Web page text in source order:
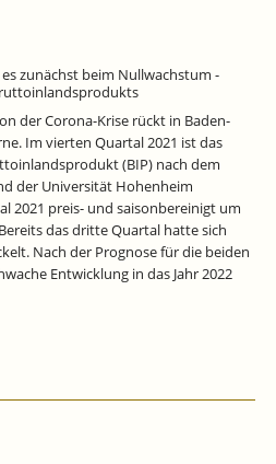
zunächst beim Nullwachstum -
der Corona-Krise rückt in Baden-
Im vierten Quartal 2021 ist das
(BIP) nach dem
der Universität Hohenheim
2021 preis- und saisonbereinigt um
das dritte Quartal hatte sich
Nach der Prognose für die beiden
Entwicklung in das Jahr 2022